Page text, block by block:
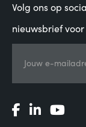
Volg ons op
nieuwsbrief
Jouw e-